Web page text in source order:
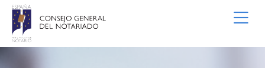
Saltar al contenido principal